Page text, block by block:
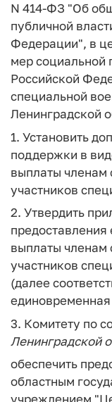
N 414-ФЗ "Об
публичной
Федерации", в
мер
Российской
специальной
Ленинградской
1. Установить
поддержки в
выплаты
участников
2. Утвердить
выплаты
участников
(далее
3. Комитету по
Ленинградской
обеспечить
областным
учреждением